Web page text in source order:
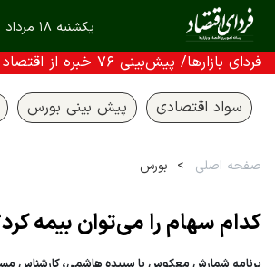
یکشنبه ۱۸ مرداد ۱۴۰۵
فردای بازارها/ پیش‌بینی ۷۶ خبره از اقتصاد و بازارها
سواد اقتصادی پیش بینی بورس
صفحه اصلی بورس
کدام سهام را می‌توان بیمه